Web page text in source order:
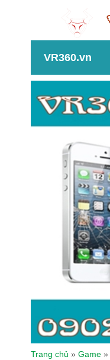
VR360.vn
Trang chủ » Game »